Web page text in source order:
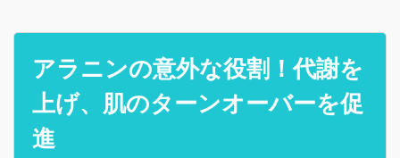
アラニンの意外な役割！代謝を
上げ、肌のターンオーバーを促
進